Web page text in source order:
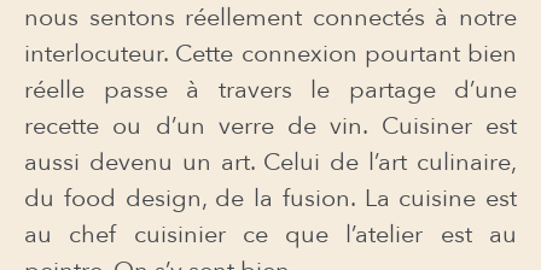
nous sentons réellement connectés à notre
interlocuteur. Cette connexion pourtant bien
réelle passe à travers le partage d’une
recette ou d’un verre de vin. Cuisiner est
aussi devenu un art. Celui de l’art culinaire,
du food design, de la fusion. La cuisine est
au chef cuisinier ce que l’atelier est au